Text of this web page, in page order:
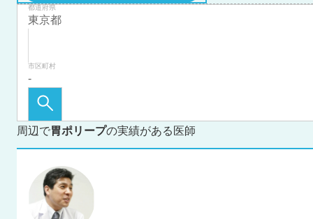
都道府県
市区町村
周辺で胃ポリープの実績がある医師